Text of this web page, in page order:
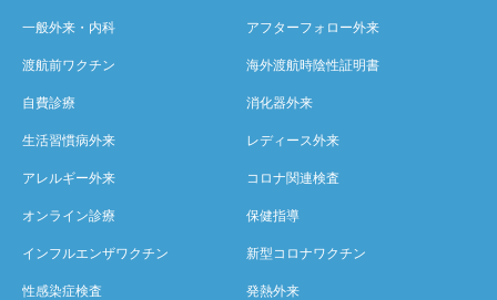
一般外来・内科 アフターフォロー外来
渡航前ワクチン 海外渡航時陰性証明書
自費診療 消化器外来
生活習慣病外来 レディース外来
アレルギー外来 コロナ関連検査
オンライン診療 保健指導
インフルエンザワクチン 新型コロナワクチン
性感染症検査 発熱外来